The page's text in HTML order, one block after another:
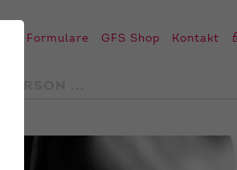
Formulare GFS Shop Kontakt